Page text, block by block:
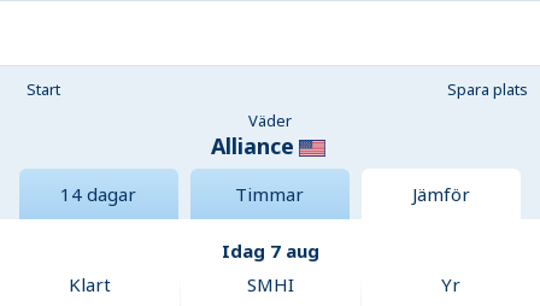
Start
Spara plats
Väder
Alliance
14 dagar Timmar Jämför
Idag 7 aug
Klart
SMHI Yr